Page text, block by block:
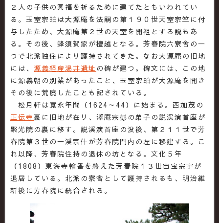
２人の子供の冥福を祈るために建てたともいわれてい
る。玉室宗珀は大源庵を法嗣の第１９０世天室宗竺に付
与したため、大源庵第２世の天室を開祖とする説もあ
る。その後、蜂須賀家が檀越となる。芳春院六寮舎の一
つで北派独住により護持されてきた。なお大源庵の旧地
には、 源義経産湯井遺址 の碑が建つ。碑文には、この地
に源義朝の別業があったこと、玉室宗珀が大源庵を開き
その後に荒廃したことも記されている。
松月軒は寛永年間（1624～44）に始まる。西加茂の
正伝寺裏に旧地が在リ、澤庵宗彭の弟子の説渓演首座が
聚光院の裏に移す。説渓演首座の没後、第２１１世で芳
春院第３世の一渓宗什が芳春院門内の左に移建する。こ
れ以降、芳春院住持の退休の坊となる。文化５年
（1808）東海寺輪番を終えた芳春院１３世宙宝宗宇が
退居している。北派の寮舎として護持されるも、明治維
新後に芳春院に統合される。